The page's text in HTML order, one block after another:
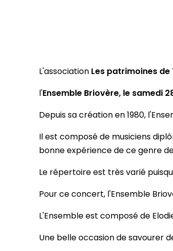
L'association Les patrimoines
l'Ensemble Briovère, le samedi
Depuis sa création en 1980,
Il est composé de musiciens
bonne expérience de ce genre
Le répertoire est très varié
Pour ce concert, l'Ensemble
L'Ensemble est composé de
Une belle occasion de savourer